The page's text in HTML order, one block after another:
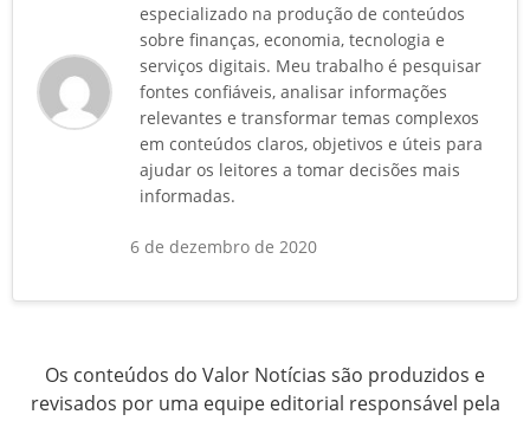
especializado na produção de conteúdos
sobre finanças, economia, tecnologia e
serviços digitais. Meu trabalho é pesquisar
fontes confiáveis, analisar informações
relevantes e transformar temas complexos
em conteúdos claros, objetivos e úteis para
ajudar os leitores a tomar decisões mais
informadas.
6 de dezembro de 2020
Os conteúdos do Valor Notícias são produzidos e
revisados por uma equipe editorial responsável pela